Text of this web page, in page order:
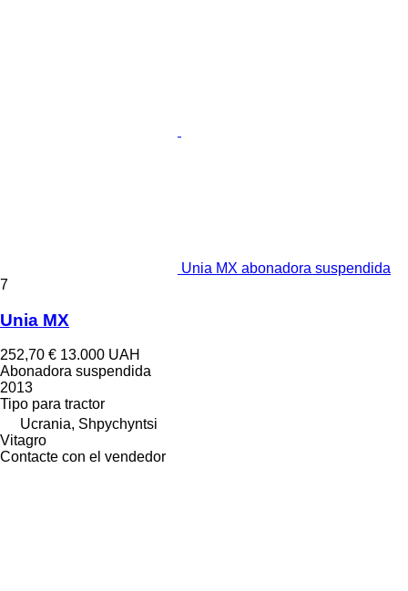
Unia MX abonadora suspendida
7
Unia MX
252,70 € 13.000 UAH
Abonadora suspendida
2013
Tipo para tractor
Ucrania, Shpychyntsi
Vitagro
Contacte con el vendedor